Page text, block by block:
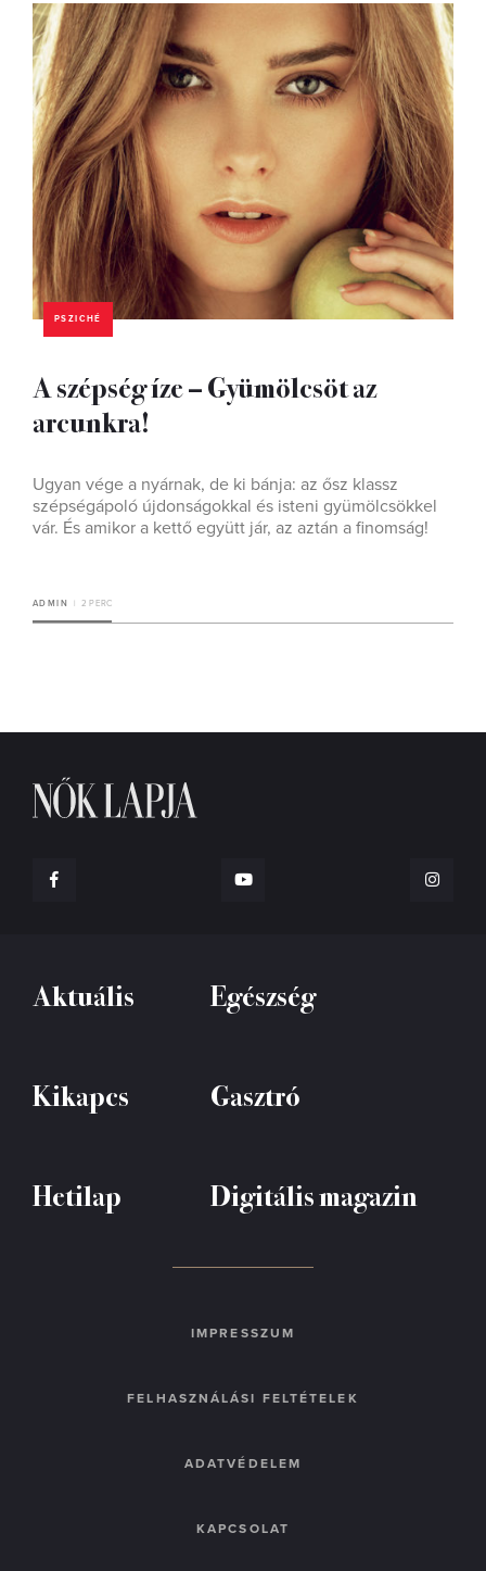
PSZICHÉ
A szépség íze – Gyümölcsöt az
arcunkra!
Ugyan vége a nyárnak, de ki bánja: az ősz klassz
szépségápoló újdonságokkal és isteni gyümölcsökkel
vár. És amikor a kettő együtt jár, az aztán a finomság!
ADMIN 2 PERC
Aktuális Egészség
Kikapcs Gasztró
Hetilap Digitális magazin
IMPRESSZUM
FELHASZNÁLÁSI FELTÉTELEK
ADATVÉDELEM
KAPCSOLAT